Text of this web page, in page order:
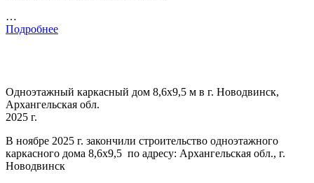
…
Подробнее
Одноэтажный каркасный дом 8,6х9,5 м в г. Новодвинск,
Архангельская обл.
2025 г.
В ноябре 2025 г. закончили строительство одноэтажного
каркасного дома 8,6х9,5 по адресу: Архангельская обл., г.
Новодвинск